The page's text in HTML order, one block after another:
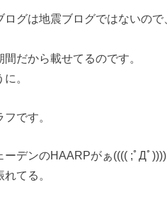
ログは地震ブログではないの
だから載せてるのです。
。
です。
ーデンのHAARPがぁ(((( ;ﾟДﾟ))))
てる。